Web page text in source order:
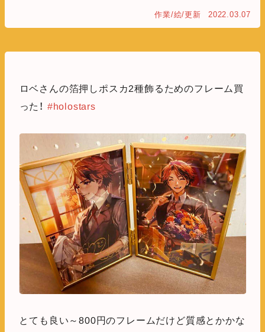
作業/絵/更新 2022.03.07
ロベさんの箔押しポスカ2種飾るためのフレーム買
った！ #holostars
とても良い～800円のフレームだけど質感とかかな